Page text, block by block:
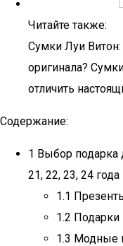
Читайте также:
Сумки Луи Витон:
оригинала?
отличить
Содержание:
1 Выбор подарка
21, 22, 23, 24 года
1.1
1.2 Подарки
1.3 Модные